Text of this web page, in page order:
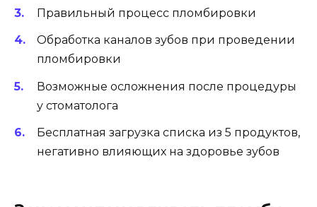
Правильный процесс пломбировки
Обработка каналов зубов при проведении
пломбировки
Возможные осложнения после процедуры
у стоматолога
Бесплатная загрузка списка из 5 продуктов,
негативно влияющих на здоровье зубов